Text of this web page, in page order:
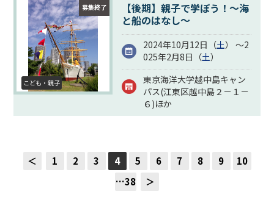
募集終了
こども・親子
【後期】親子で学ぼう！～海
と船のはなし～
2024年10月12日（土） ～2
025年2月8日（土）
東京海洋大学越中島キャン
パス(江東区越中島２－１－
６)ほか
＜ 1 2 3 4 5 6 7 8 9
10
…38
＞